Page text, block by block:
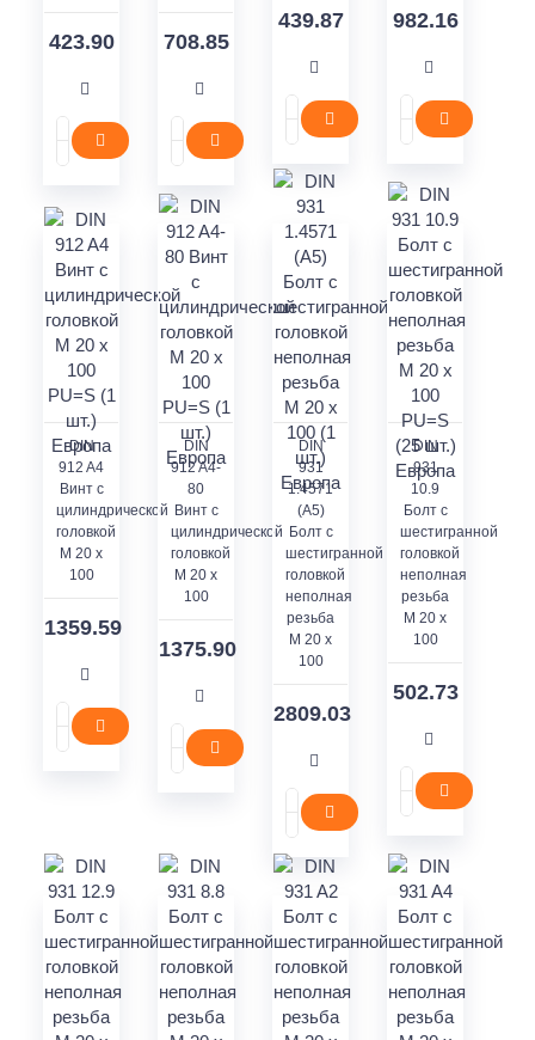
423.90 708.85
439.87 982.16
DIN
912 A4
Винт с
цилиндрической
головкой
M 20 x
100
1359.59
DIN
912 A4-
80
Винт с
цилиндрической
головкой
M 20 x
100
1375.90
DIN
931
1.4571
(A5)
Болт с
шестигранной
головкой
неполная
резьба
M 20 x
100
2809.03
DIN
931
10.9
Болт с
шестигранной
головкой
неполная
резьба
M 20 x
100
502.73